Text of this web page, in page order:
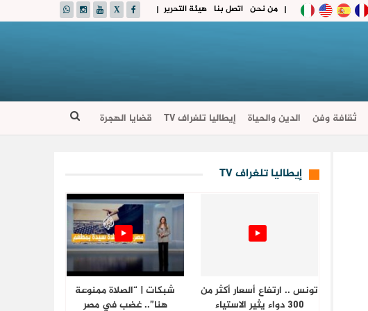
| هيئة التحرير اتصل بنا من نحن |
ثقافة وفن الدين والحياة إيطاليا تلغراف TV قضايا الهجرة
إيطاليا تلغراف TV
تونس .. ارتفاع أسعار أكثر من
300 دواء يثير الاستياء
شبكات | “الصلاة ممنوعة
هنا”.. غضب في مصر